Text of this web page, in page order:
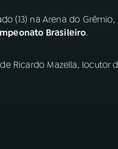
(13) na Arena do Grêmio,
Brasileiro.
Ricardo Mazella, locutor